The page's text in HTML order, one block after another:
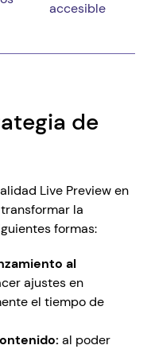
accesible
de
Live Preview en
la
formas:
al
ajustes en
el tiempo de
al poder